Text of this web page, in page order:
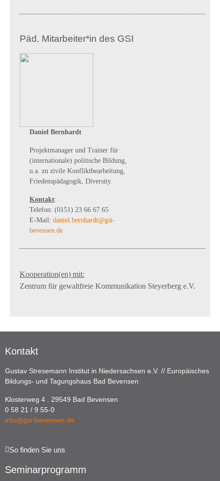
Päd. Mitarbeiter*in des GSI
Daniel Bernhardt
Projektmanager und Trainer für
(internationale) politische Bildung,
u.a. zu zivile Konfliktbearbeitung,
Friedenspädagogik, Diversity.
Kontakt:
Telefon: (0151) 23 66 67 65
E-Mail: daniel.bernhardt@gsi-
bevensen.de
Kooperation(en) mit:
Zentrum für gewaltfreie Kommunikation Steyerberg e.V.
Kontakt
Gustav Stresemann Institut in Niedersachsen e.V. // Europäisches
Bildungs- und Tagungshaus Bad Bevensen
Klosterweg 4 . 29549 Bad Bevensen
0 58 21 / 9 55-0
info@gsi-bevensen.de
So finden Sie uns
Seminarprogramm